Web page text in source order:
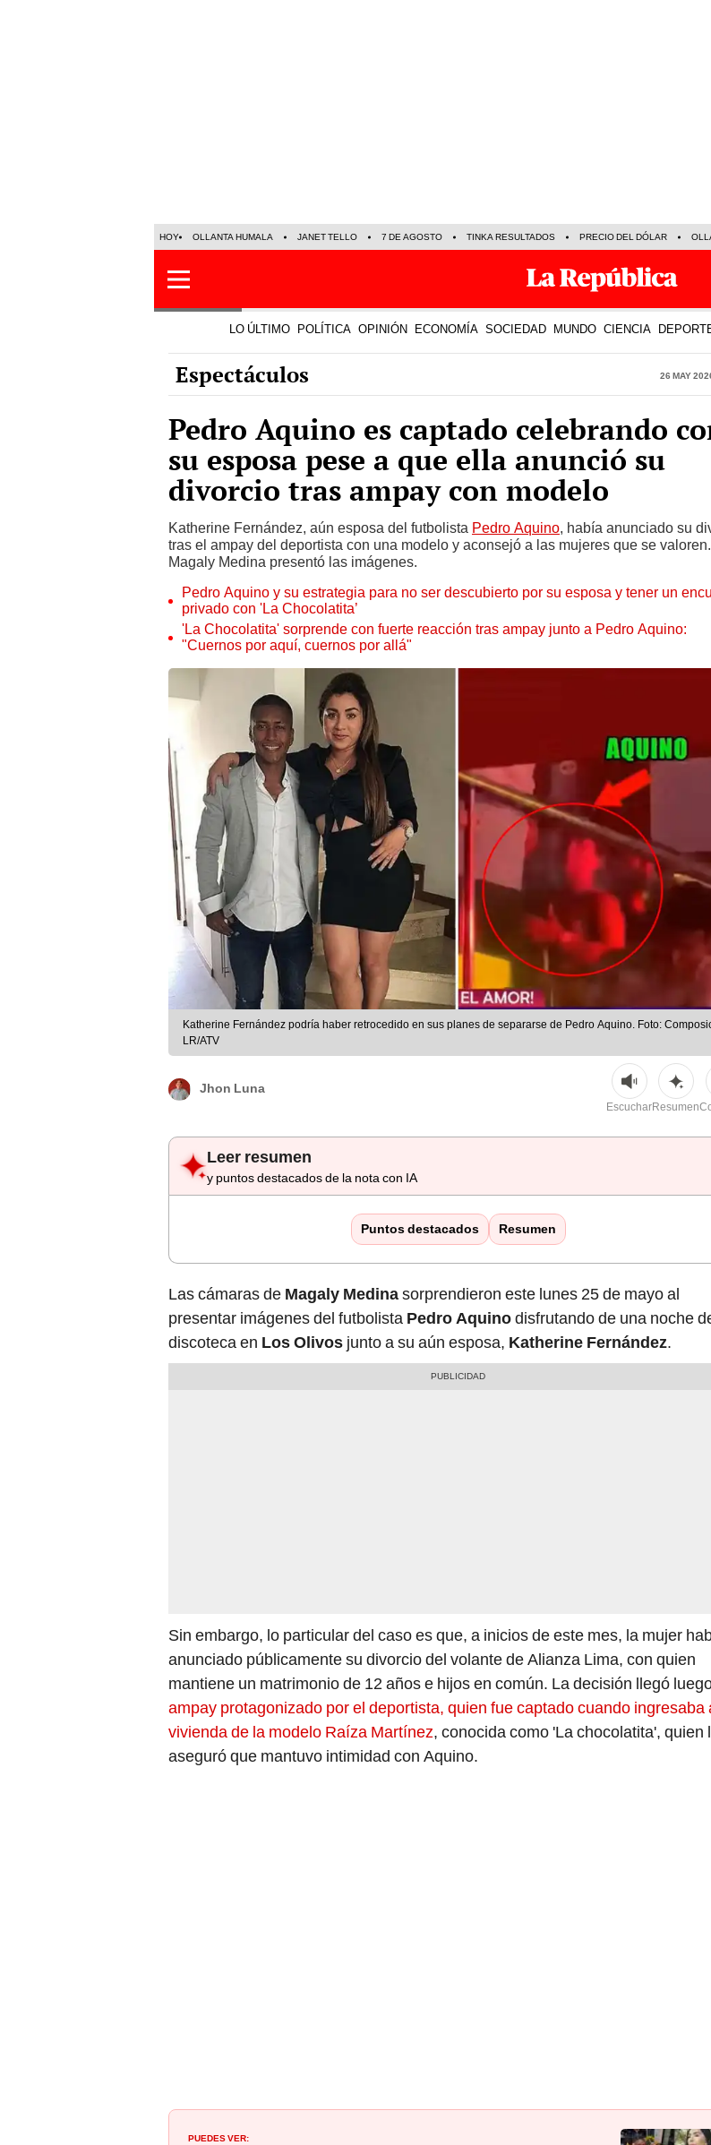
HOY OLLANTA HUMALA JANET TELLO 7 DE AGOSTO TINKA RESULTADOS PRECIO DEL DÓLAR
LO ÚLTIMO POLÍTICA OPINIÓN ECONOMÍA SOCIEDAD MUNDO CIENCIA
Espectáculos 26 May
Pedro Aquino es captado celebrando
su esposa pese a que ella anunció su
divorcio tras ampay con modelo
Katherine Fernández, aún esposa del futbolista Pedro Aquino, había anunciado su
tras el ampay del deportista con una modelo y aconsejó a las mujeres que se valoren.
Magaly Medina presentó las imágenes.
Pedro Aquino y su estrategia para no ser descubierto por su esposa y tener un
privado con 'La Chocolatita’
'La Chocolatita' sorprende con fuerte reacción tras ampay junto a Pedro Aquino:
"Cuernos por aquí, cuernos por allá"
Katherine Fernández podría haber retrocedido en sus planes de separarse de Pedro Aquino. Foto:
LR/ATV
Jhon Luna
EscucharResumen
Leer resumen
y puntos destacados de la nota con IA
Puntos destacados Resumen
Las cámaras de Magaly Medinasorprendieron este lunes 25 de mayo al
presentar imágenes del futbolista Pedro Aquinodisfrutando de una noche
discoteca en Los Olivos junto a su aún esposa, Katherine Fernández.
Sin embargo, lo particular del caso es que, a inicios de este mes, la mujer
anunciado públicamente su divorcio del volante de Alianza Lima, con quien
mantiene un matrimonio de 12 años e hijos en común. La decisión llegó
ampay protagonizado por el deportista, quien fue captado cuando ingresaba
vivienda de la modelo Raíza Martínez, conocida como 'La chocolatita', quien
aseguró que mantuvo intimidad con Aquino.
PUEDES VER: